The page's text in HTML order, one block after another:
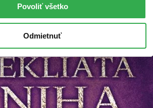
Povoliť všetko
Odmietnuť